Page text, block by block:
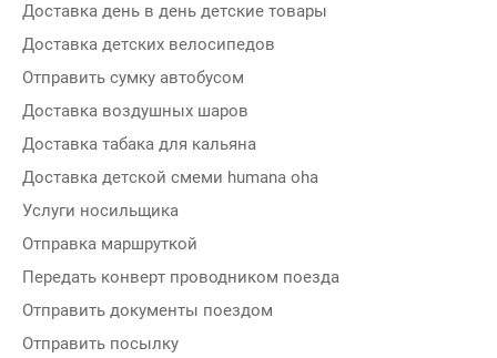
Доставка день в день детские товары
Доставка детских велосипедов
Отправить сумку автобусом
Доставка воздушных шаров
Доставка табака для кальяна
Доставка детской смеми humana oha
Услуги носильщика
Отправка маршруткой
Передать конверт проводником поезда
Отправить документы поездом
Отправить посылку